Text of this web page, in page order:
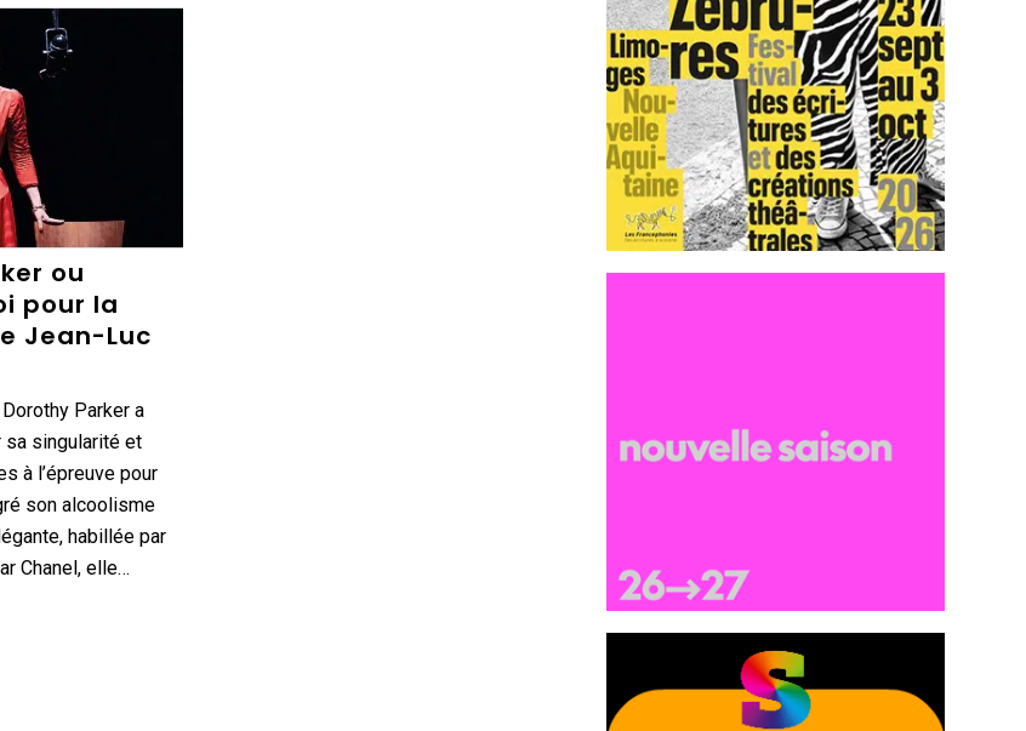
ou
pour la
Jean-Luc
Parker a
sa singularité et
à l’épreuve pour
son alcoolisme
habillée par
Chanel, elle…